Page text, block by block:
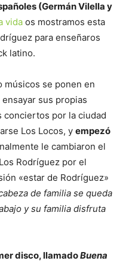
(Germán Vilella y
vida os mostramos esta
para enseñaros
latino.
músicos se ponen en
sus propias
conciertos por la ciudad
Los Locos, y empezó
le cambiaron el
Rodríguez por el
«estar de Rodríguez»
de familia se queda
y su familia disfruta
disco, llamadoBuena